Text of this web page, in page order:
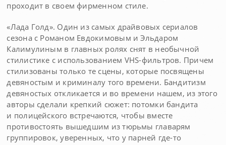
проходит в своем фирменном стиле.
«Лада Голд». Один из самых драйвовых сериалов
сезона с Романом Евдокимовым и Эльдаром
Калимулиным в главных ролях снят в необычной
стилистике с использованием VHS-фильтров. Причем
стилизованы только те сцены, которые посвящены
девяностым и криминалу того времени. Бандитизм
девяностых откликается и во времени нашем, из этого
авторы сделали крепкий сюжет: потомки бандита
и полицейского встречаются, чтобы вместе
противостоять вышедшим из тюрьмы главарям
группировок, уверенных, что у парней где-то